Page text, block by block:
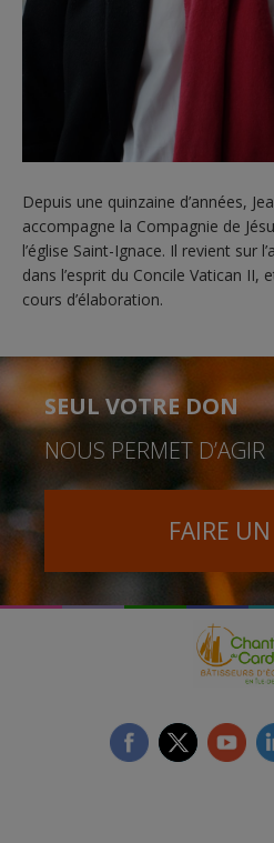
Depuis une quinzaine d’années,
accompagne la Compagnie de
l’église Saint-Ignace. Il revient sur
dans l’esprit du Concile Vatican II,
cours d’élaboration.
SEUL VOTRE DON
NOUS PERMET D’AGIR
FAIRE
facebooktwitter